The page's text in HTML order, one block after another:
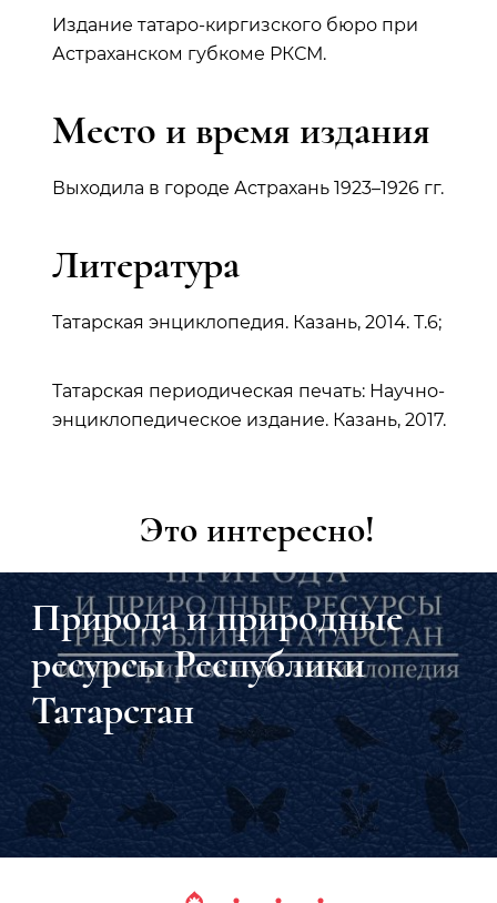
Издание татаро-киргизского бюро при
Астраханском губкоме РКСМ.
Место и время издания
Выходила в городе Астрахань 1923–1926 гг.
Литература
Татарская энциклопедия. Казань, 2014. Т.6;
Татарская периодическая печать: Научно-
энциклопедическое издание. Казань, 2017.
Это интересно!
Природа и природные
ресурсы Республики
Татарстан